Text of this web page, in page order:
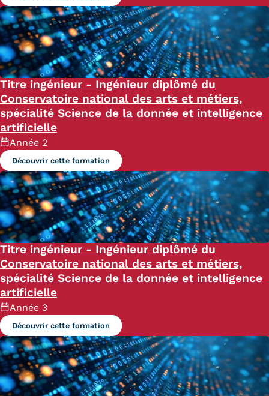
Titre ingénieur - Ingénieur diplômé du
Conservatoire national des arts et métiers,
spécialité Science de la donnée et intelligence
artificielle
Année 2
Découvrir cette formation
Titre ingénieur - Ingénieur diplômé du
Conservatoire national des arts et métiers,
spécialité Science de la donnée et intelligence
artificielle
Année 3
Découvrir cette formation